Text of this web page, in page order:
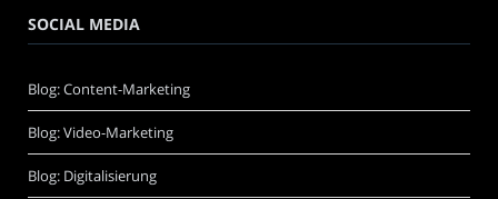
SOCIAL MEDIA
Blog: Content-Marketing
Blog: Video-Marketing
Blog: Digitalisierung